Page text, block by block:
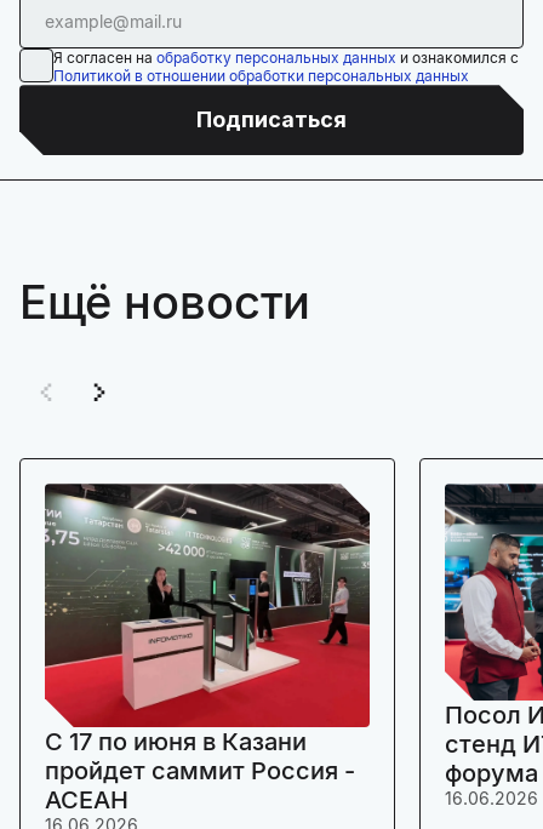
Я согласен на обработку персональных данных и ознакомился с
Политикой в отношении обработки персональных данных
Подписаться
Ещё новости
C 17 по июня в Казани
пройдет саммит Россия -
АСЕАН
Посол
стенд
16.06.2026